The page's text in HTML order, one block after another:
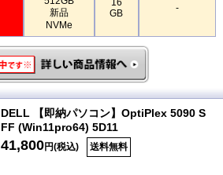
新品
NVMe
GB
-
DELL 【即納パソコン】OptiPlex 5090 S
FF (Win11pro64) 5D11
41,800円(税込) 送料無料